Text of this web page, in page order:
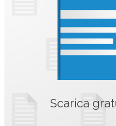
Scarica